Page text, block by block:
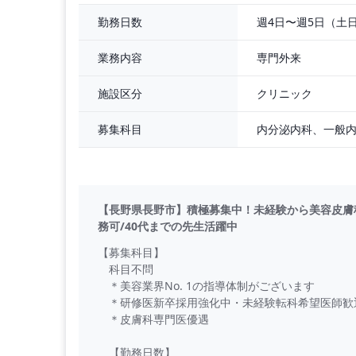
・オペ数：2-5件/日
（プチ整形がメインです）
【給 与】
3,000万円～（フルタイム勤務の場合）
（実績に伴いインセンティブが発生します）
勤務日数 週4日〜週5日（土
業務内容 専門外来
施設区分 クリニック
募集科目
【長野県長野市】積極募集中！未経験から美容
務可/40代までの先生活躍中
【募集科目】
科目不問
＊美容業界No. 1の指導体制がございます
＊研修医新卒採用強化中・未経験転科希望医師歓
＊皮膚科専門医優遇
【勤務日数】